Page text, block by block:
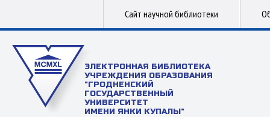
Сайт научной библиотеки
ЭЛЕКТРОННАЯ БИБЛИОТЕКА
УЧРЕЖДЕНИЯ ОБРАЗОВАНИЯ
"ГРОДНЕНСКИЙ
ГОСУДАРСТВЕННЫЙ
УНИВЕРСИТЕТ
ИМЕНИ ЯНКИ КУПАЛЫ"